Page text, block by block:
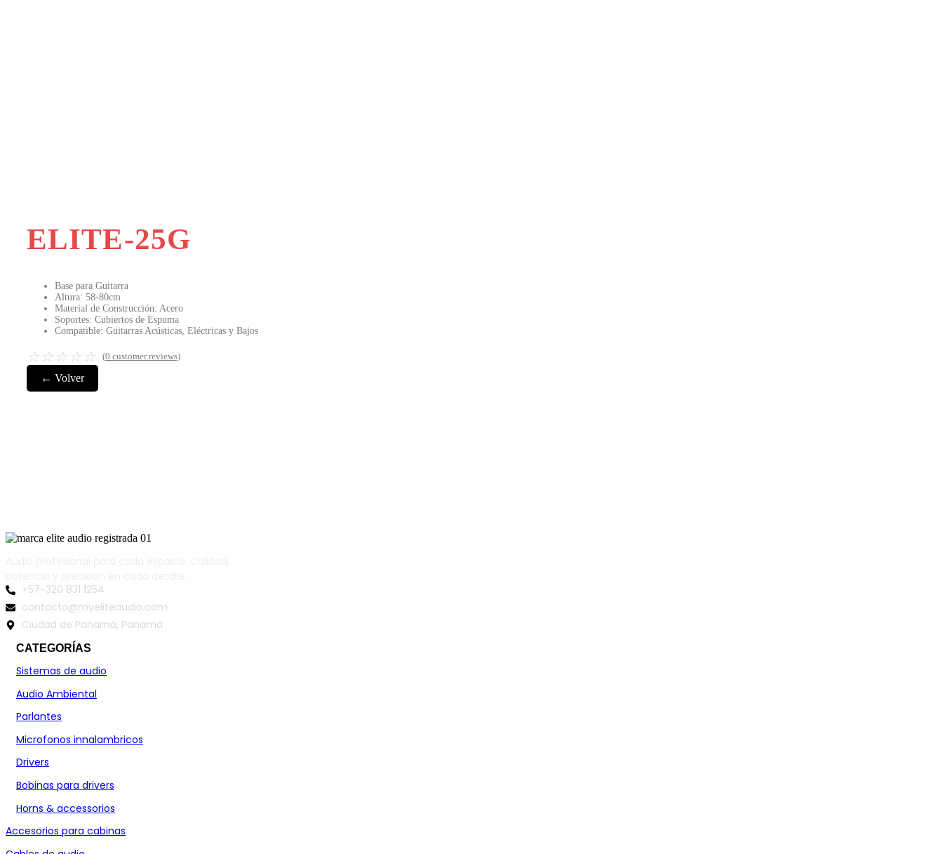
ELITE-25G
Base para Guitarra
Altura: 58-80cm
Material de Construcción: Acero
Soportes: Cubiertos de Espuma
Compatible: Guitarras Acústicas, Eléctricas y Bajos
☆ ☆ ☆ ☆ ☆ (0 customer reviews)
← Volver
+57-320 831 1254
contacto@myeliteaudio.com
Ciudad de Panamá, Panamá
CATEGORÍAS
Sistemas de audio
Audio Ambiental
Parlantes
Microfonos innalambricos
Drivers
Bobinas para drivers
Horns & accessorios
Accesorios para cabinas